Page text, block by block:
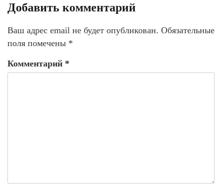
Добавить комментарий
Ваш адрес email не будет опубликован. Обязательные
поля помечены *
Комментарий *